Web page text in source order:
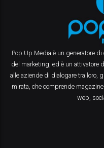
Pop Up Media è un generatore di
del marketing, ed è un attivatore
alle aziende di dialogare tra loro,
mirata, che comprende
web,